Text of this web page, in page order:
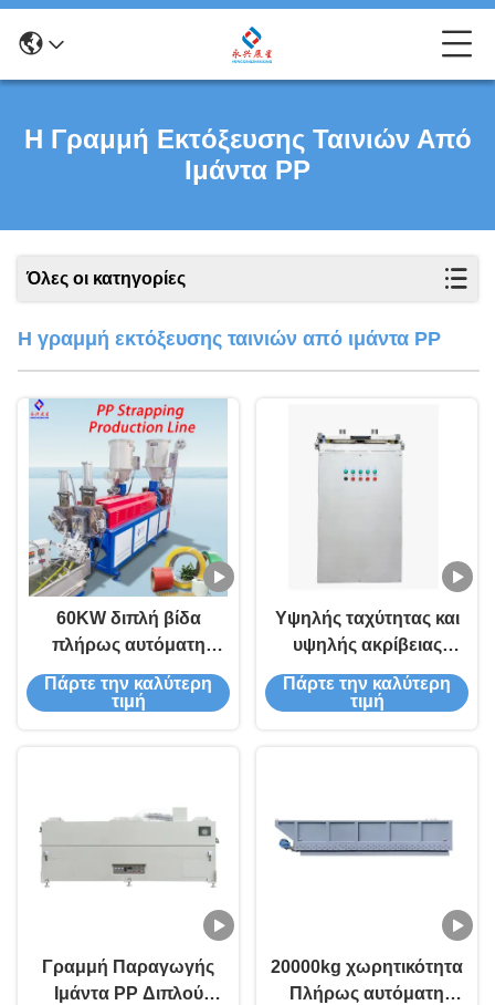
Η Γραμμή Εκτόξευσης Ταινιών Από
Ιμάντα PP
Όλες οι κατηγορίες
Η γραμμή εκτόξευσης ταινιών από ιμάντα PP
60KW διπλή βίδα
πλήρως αυτόματη
γραμμή εκτόξευσης
ταινιών PP για
Πάρτε την καλύτερη
τιμή
Υψηλής ταχύτητας και
υψηλής ακρίβειας
διπλής βίδας γραμμή
παραγωγής ταινιών PP
Πάρτε την καλύτερη
τιμή
Γραμμή Παραγωγής
Ιμάντα PP Διπλού
20000kg χωρητικότητα
Πλήρως αυτόματη